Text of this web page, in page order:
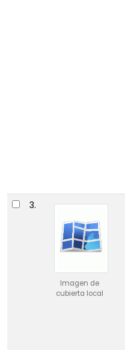
3.
Imagen de
cubierta local